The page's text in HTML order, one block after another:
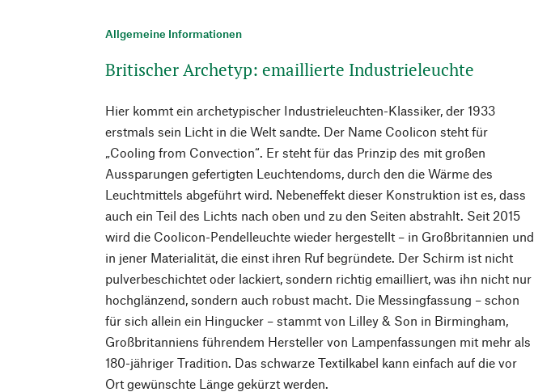
Allgemeine Informationen
Britischer Archetyp: emaillierte Industrieleuchte
Hier kommt ein archetypischer Industrieleuchten-Klassiker, der 1933
erstmals sein Licht in die Welt sandte. Der Name Coolicon steht für
„Cooling from Convection“. Er steht für das Prinzip des mit großen
Aussparungen gefertigten Leuchtendoms, durch den die Wärme des
Leuchtmittels abgeführt wird. Nebeneffekt dieser Konstruktion ist es, dass
auch ein Teil des Lichts nach oben und zu den Seiten abstrahlt. Seit 2015
wird die Coolicon-Pendelleuchte wieder hergestellt – in Großbritannien und
in jener Materialität, die einst ihren Ruf begründete. Der Schirm ist nicht
pulverbeschichtet oder lackiert, sondern richtig emailliert, was ihn nicht nur
hochglänzend, sondern auch robust macht. Die Messingfassung – schon
für sich allein ein Hingucker – stammt von Lilley & Son in Birmingham,
Großbritanniens führendem Hersteller von Lampenfassungen mit mehr als
180-jähriger Tradition. Das schwarze Textilkabel kann einfach auf die vor
Ort gewünschte Länge gekürzt werden.